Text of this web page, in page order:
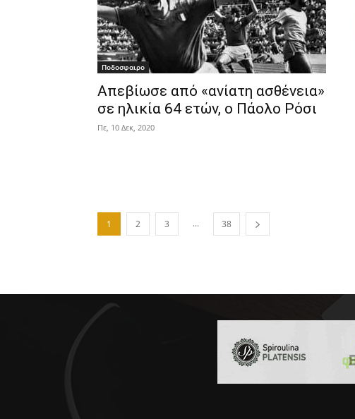
Ποδοσφαιρο
Απεβίωσε από «ανίατη ασθένεια»
σε ηλικία 64 ετών, ο Πάολο Ρόσι
Πε, 10 Δεκ, 2020
1 2 3 ... 38